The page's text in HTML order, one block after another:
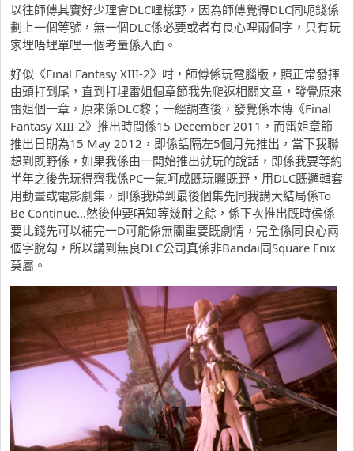
以往師傅其實好少理會DLC哩樣野，因為師傅覺得DLC同呃錢係
劃上一個等號，無一個DLC係必要或者有良心哩兩個字，只有玩
家埋唔埋單哩一個考量係入面。
好似《Final Fantasy XIII-2》咁，師傅係玩電腦版，照正常發揮
由頭打到尾，直到打埋雷姐個章節我先爬返相關文章，發覺原來
雷姐個一章，原來係DLC黎；一經調查後，發覺係本傳《Final
Fantasy XIII-2》推出時間係15 December 2011，而雷姐章節
推出日期為15 May 2012，即係話隔左5個月先推出，當下我聯
想到既野係，如果我係由一開始推出就玩的說話，即係我要等約
半年之後先玩得齊我係PC一氣呵成既玩曬既野，用DLC既邏輯套
用動畫或電影劇集，即係我睇到最後個集先同我講大結局係To
Be Continue…然後仲要唔知等幾耐之餘，係下次推出既時侯係
要比錢先可以補完一D可能係無關重要既劇情，完全係同良心兩
個字脫勾，所以講到無良DLC公司真係非Bandai同Square Enix
莫屬。